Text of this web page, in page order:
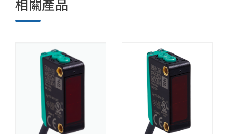
相關產品